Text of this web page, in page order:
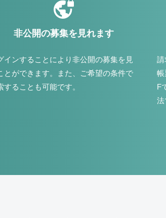
非公開の募集を見れます
インすることにより非公開の募集を見
とができます。また、ご希望の条件で
することも可能です。
請
帳
F
法